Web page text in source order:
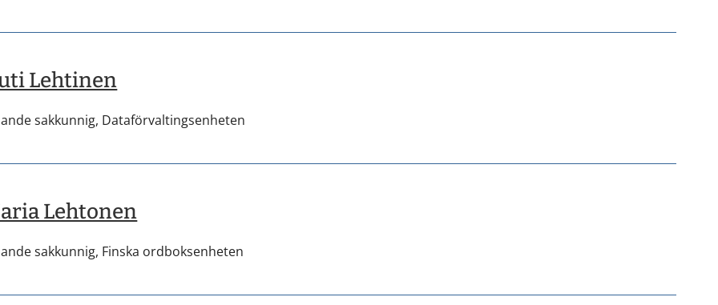
Lehtinen
sakkunnig, Dataförvaltingsenheten
Lehtonen
sakkunnig, Finska ordboksenheten